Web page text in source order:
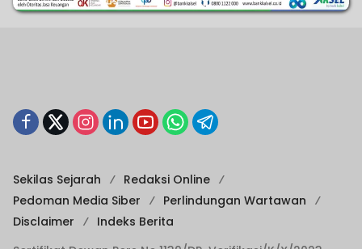
Sekilas Sejarah
Redaksi Online
Pedoman Media Siber
Perlindungan Wartawan
Disclaimer
Indeks Berita